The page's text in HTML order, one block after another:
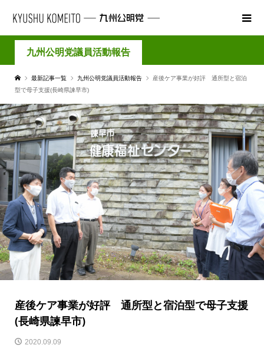
九州公明党議員活動報告
最新記事一覧 九州公明党議員活動報告
産後ケア事業が好評 通所型と宿泊
型で母子支援(長崎県諫早市)
産後ケア事業が好評 通所型と宿泊型で母子支援
(長崎県諫早市)
2020.09.09